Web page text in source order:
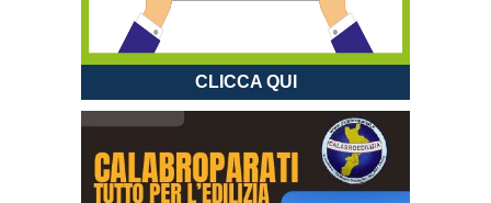
CLICCA QUI